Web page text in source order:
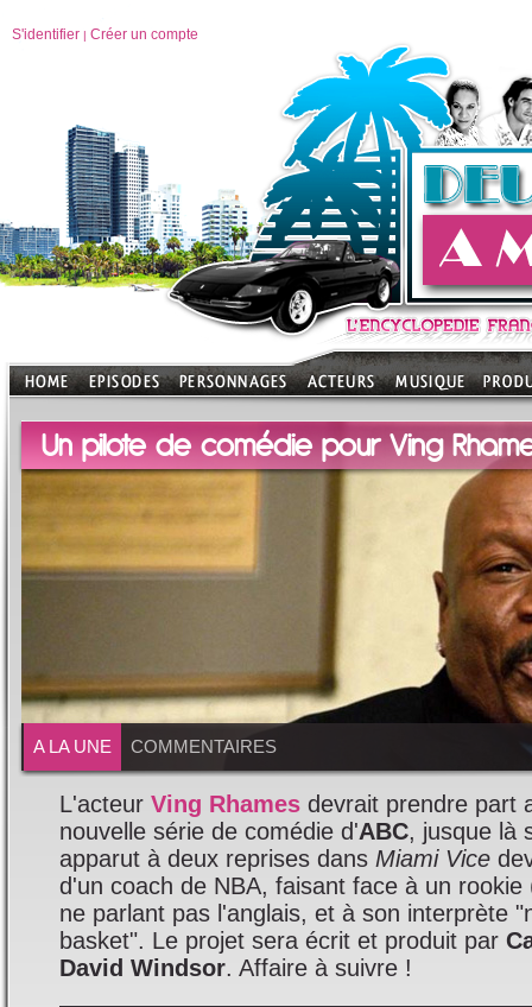
S'identifier | Créer un compte
Un pilote de comédie pour Ving
A LA UNE COMMENTAIRES
L'acteur Ving Rhames devrait prendre part
nouvelle série de comédie d'ABC, jusque là
apparut à deux reprises dans Miami Vice
d'un coach de NBA, faisant face à un rookie
ne parlant pas l'anglais, et à son interprète
basket". Le projet sera écrit et produit par
David Windsor. Affaire à suivre !